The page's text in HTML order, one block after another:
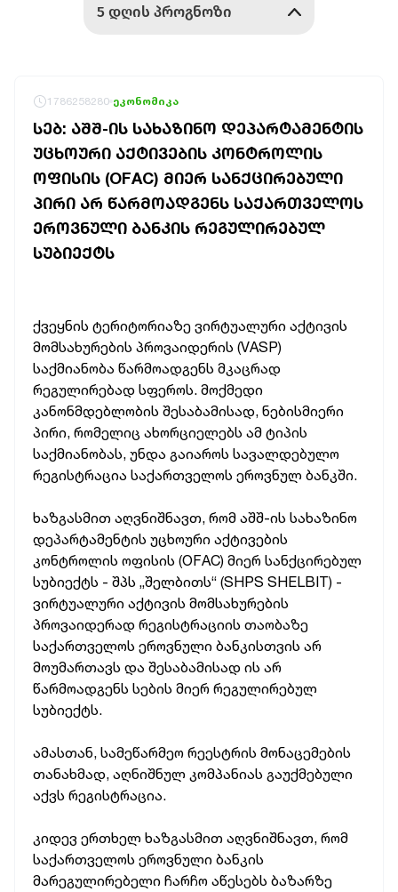
1786258280 ეკონომიკა
ᲡᲔᲑ: ᲐᲨᲨ-ᲘᲡ ᲡᲐᲮᲐᲖᲘᲜᲝ ᲓᲔᲞᲐᲠᲢᲐᲛᲔᲜᲢᲘᲡ
ᲣᲪᲮᲝᲣᲠᲘ ᲐᲥᲢᲘᲕᲔᲑᲘᲡ ᲙᲝᲜᲢᲠᲝᲚᲘᲡ
ᲝᲤᲘᲡᲘᲡ (OFAC) ᲛᲘᲔᲠ ᲡᲐᲜᲥᲪᲘᲠᲔᲑᲣᲚᲘ
ᲞᲘᲠᲘ ᲐᲠ ᲬᲐᲠᲛᲝᲐᲓᲒᲔᲜᲡ ᲡᲐᲥᲐᲠᲗᲕᲔᲚᲝᲡ
ᲔᲠᲝᲕᲜᲣᲚᲘ ᲑᲐᲜᲙᲘᲡ ᲠᲔᲒᲣᲚᲘᲠᲔᲑᲣᲚ
ᲡᲣᲑᲘᲔᲥᲢᲡ
ქვეყნის ტერიტორიაზე ვირტუალური აქტივის
მომსახურების პროვაიდერის (VASP)
საქმიანობა წარმოადგენს მკაცრად
რეგულირებად სფეროს. მოქმედი
კანონმდებლობის შესაბამისად, ნებისმიერი
პირი, რომელიც ახორციელებს ამ ტიპის
საქმიანობას, უნდა გაიაროს სავალდებულო
რეგისტრაცია საქართველოს ეროვნულ ბანკში.
ხაზგასმით აღვნიშნავთ, რომ აშშ-ის სახაზინო
დეპარტამენტის უცხოური აქტივების
კონტროლის ოფისის (OFAC) მიერ სანქცირებულ
სუბიექტს - შპს „შელბითს“ (SHPS SHELBIT) -
ვირტუალური აქტივის მომსახურების
პროვაიდერად რეგისტრაციის თაობაზე
საქართველოს ეროვნული ბანკისთვის არ
მოუმართავს და შესაბამისად ის არ
წარმოადგენს სების მიერ რეგულირებულ
სუბიექტს.
ამასთან, სამეწარმეო რეესტრის მონაცემების
თანახმად, აღნიშნულ კომპანიას გაუქმებული
აქვს რეგისტრაცია.
კიდევ ერთხელ ხაზგასმით აღვნიშნავთ, რომ
საქართველოს ეროვნული ბანკის
მარეგულირებელი ჩარჩო აწესებს ბაზარზე